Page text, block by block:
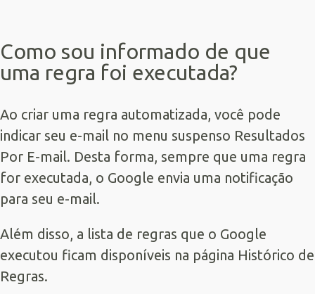
Como sou informado de que
uma regra foi executada?
Ao criar uma regra automatizada, você pode
indicar seu e-mail no menu suspenso Resultados
Por E-mail. Desta forma, sempre que uma regra
for executada, o Google envia uma notificação
para seu e-mail.
Além disso, a lista de regras que o Google
executou ficam disponíveis na página Histórico de
Regras.